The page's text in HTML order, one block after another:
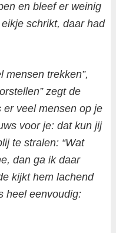
en bleef er weinig
schrikt, daar had
mensen trekken”,
zegt de
er veel mensen op je
voor je: dat kun jij
te stralen: “Wat
dan ga ik daar
kijkt hem lachend
heel eenvoudig: